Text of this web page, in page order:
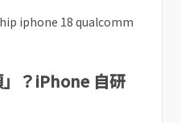
？iPhone 自研